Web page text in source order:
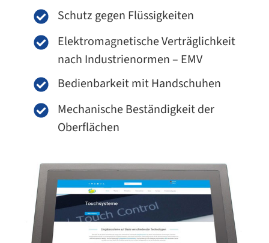
Schutz gegen Flüssigkeiten
Elektromagnetische Verträglichkeit
nach Industrienormen – EMV
Bedienbarkeit mit Handschuhen
Mechanische Beständigkeit der
Oberflächen